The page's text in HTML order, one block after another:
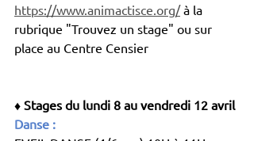
https://www.animactisce.org/ à la
rubrique "Trouvez un stage" ou sur
place au Centre Censier
♦ Stages du lundi 8 au vendredi 12 avril
Danse :